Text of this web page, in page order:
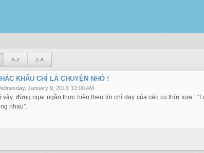
A-Z Z-A
KHẨU CHỈ LÀ CHUYỆN NHỎ !
January 9, 2013 12:00 AM
vậy, đừng ngại ngần thực hiện theo lời chỉ dạy của các cụ thời xưa :
nhau".